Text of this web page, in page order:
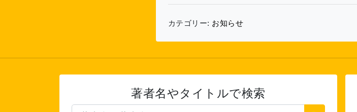
カテゴリー: お知らせ
著者名やタイトルで検索